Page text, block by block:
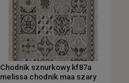
Chodnik sznurkowy kf87a
melissa chodnik maa szary